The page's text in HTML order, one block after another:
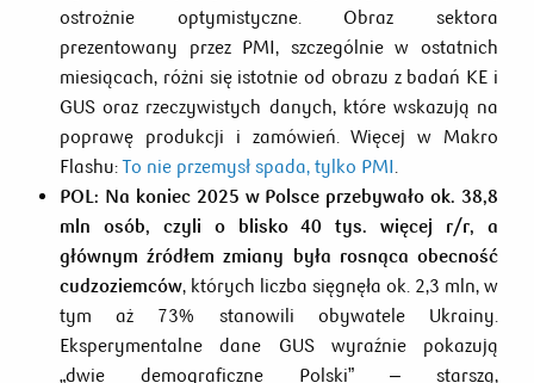
ostrożnie optymistyczne. Obraz sektora
prezentowany przez PMI, szczególnie w ostatnich
miesiącach, różni się istotnie od obrazu z badań KE i
GUS oraz rzeczywistych danych, które wskazują na
poprawę produkcji i zamówień. Więcej w Makro
Flashu:To nie przemysł spada, tylko PMI.
POL: Na koniec 2025 w Polsce przebywało ok. 38,8
mln osób, czyli o blisko 40 tys. więcej r/r, a
głównym źródłem zmiany była rosnąca obecność
cudzoziemców, których liczba sięgnęła ok. 2,3 mln, w
tym aż 73% stanowili obywatele Ukrainy.
Eksperymentalne dane GUS wyraźnie pokazują
„dwie demograficzne Polski” – starszą,